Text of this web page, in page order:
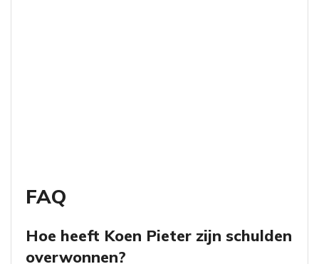
FAQ
Hoe heeft Koen Pieter zijn schulden
overwonnen?